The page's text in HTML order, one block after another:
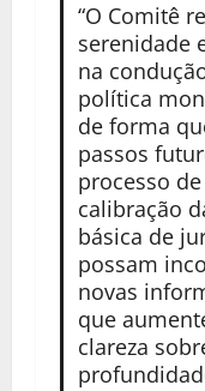
“O Comitê
serenidade
na
política
de forma
passos
processo de
calibração
básica de
possam
novas
que
clareza